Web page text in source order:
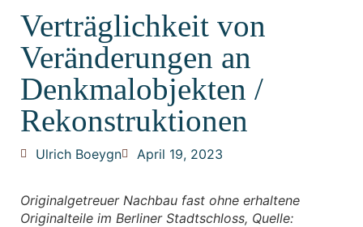
Verträglichkeit von
Veränderungen an
Denkmalobjekten /
Rekonstruktionen
Ulrich Boeygn April 19, 2023
Originalgetreuer Nachbau fast ohne erhaltene
Originalteile im Berliner Stadtschloss, Quelle: